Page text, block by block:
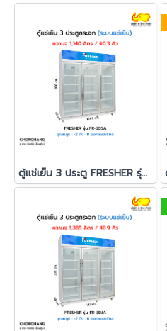
ตู้แช่เย็น 3 ประตู FRESHER รุ่น FR-3DSA